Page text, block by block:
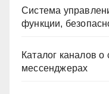
Система
функции,
Каталог каналов о
мессенджерах